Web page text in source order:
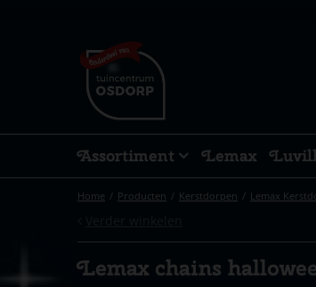
Home Producten Kerstdorpen Lemax
Assortiment Lemax
Lemax chains